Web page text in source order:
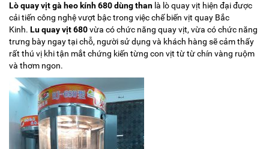
Lò quay vịt gà heo kính 680dùng than là lò quay vịt hiện đại được
cải tiến công nghệ vượt bậc trong việc chế biến vịt quay Bắc
Kinh. Lu quay vịt 680vừa có chức năng quay vịt, vừa có chức năng
trưng bày ngay tại chỗ, người sử dụng và khách hàng sẽ cảm thấy
rất thú vị khi tận mắt chứng kiến từng con vịt từ từ chín vàng ruộm
và thơm ngon.